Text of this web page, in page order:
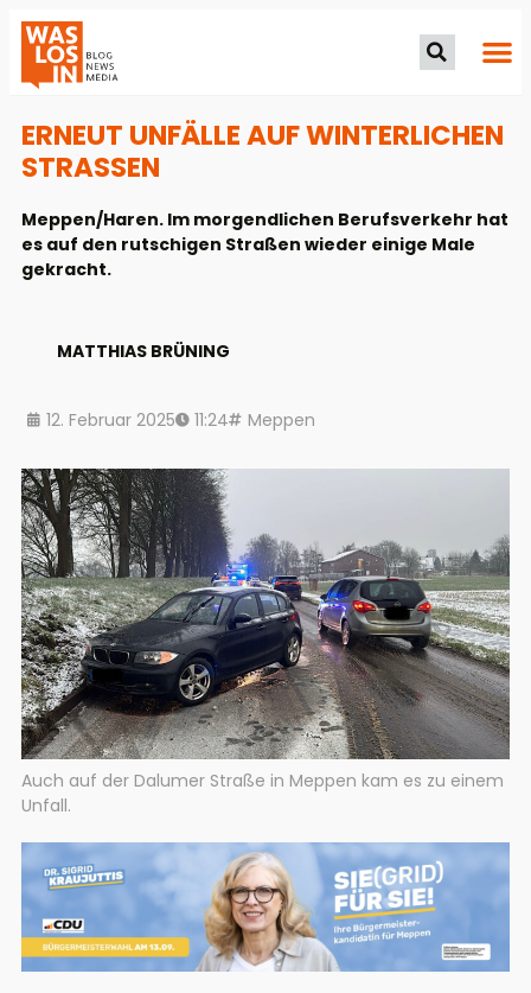
ERNEUT UNFÄLLE AUF WINTERLICHEN
STRASSEN
Meppen/Haren. Im morgendlichen Berufsverkehr hat
es auf den rutschigen Straßen wieder einige Male
gekracht.
MATTHIAS BRÜNING
12. Februar 2025 11:24 Meppen
Auch auf der Dalumer Straße in Meppen kam es zu einem
Unfall.